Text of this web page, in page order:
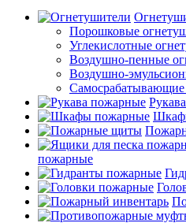
Порошковые
Углекислотные
Воздушно-пенные
Воздушно-
Самосрабатывающие
пожарные